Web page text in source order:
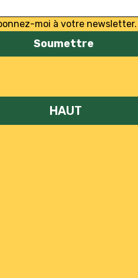
moi à votre newsletter.
Soumettre
HAUT